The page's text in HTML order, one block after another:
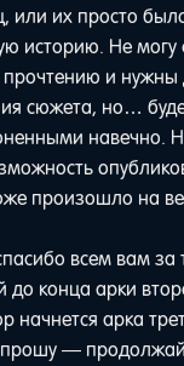
или их просто
историю. Не могу
и нужны
сюжета, но…
навечно.
произошло на
всем вам за
до конца арки
начнется арка
—